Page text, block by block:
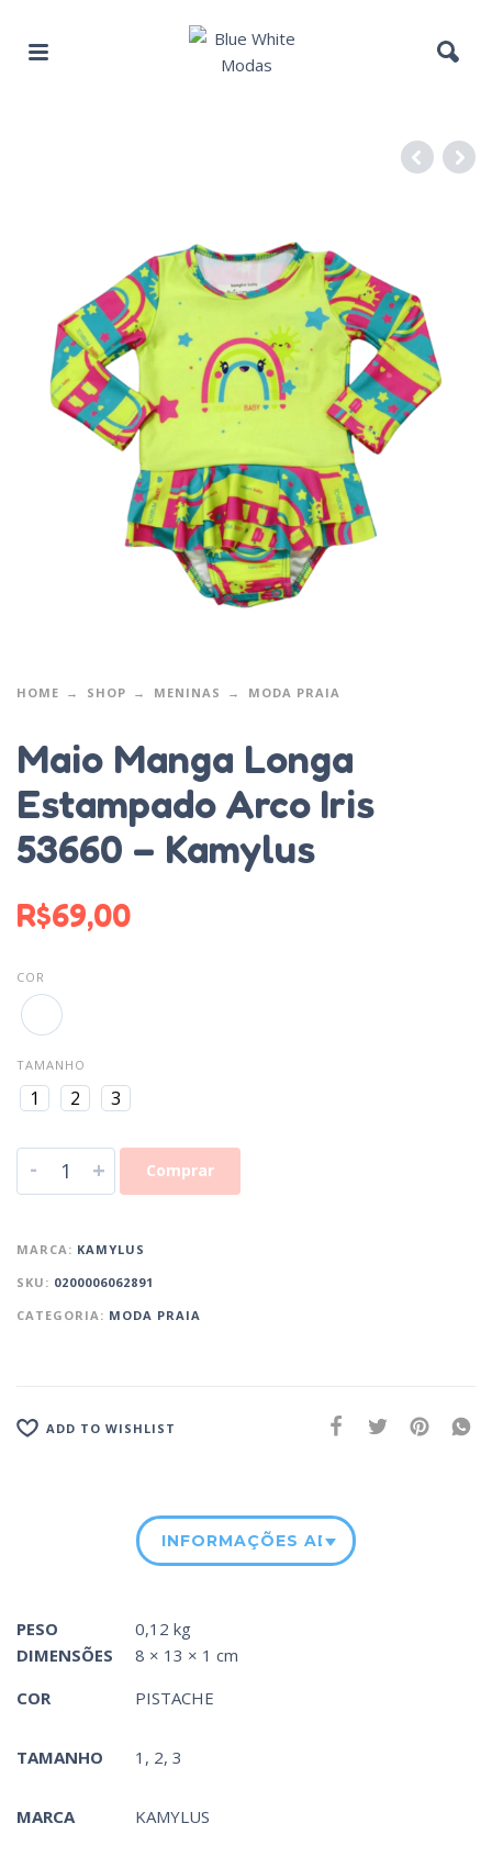
HOME SHOP MENINAS MODA PRAIA
Maio Manga Longa
Estampado Arco Iris
53660 – Kamylus
R$69,00
COR
TAMANHO
1 2 3
- + Comprar
MARCA: KAMYLUS
SKU: 0200006062891
CATEGORIA: MODA PRAIA
ADD TO WISHLIST
INFORMAÇÕES ADICIONAIS
PESO
0,12 kg
DIMENSÕES
8 × 13 × 1 cm
COR
PISTACHE
TAMANHO 1, 2, 3
MARCA KAMYLUS